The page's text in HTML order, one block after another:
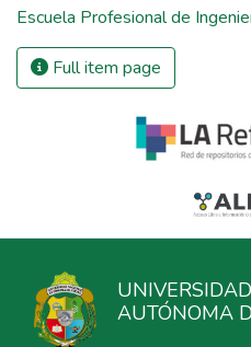
Escuela Profesional de
Full item page
AUTÓNOMA